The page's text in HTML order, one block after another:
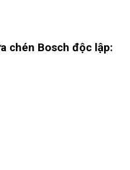
chén Bosch độc lập: